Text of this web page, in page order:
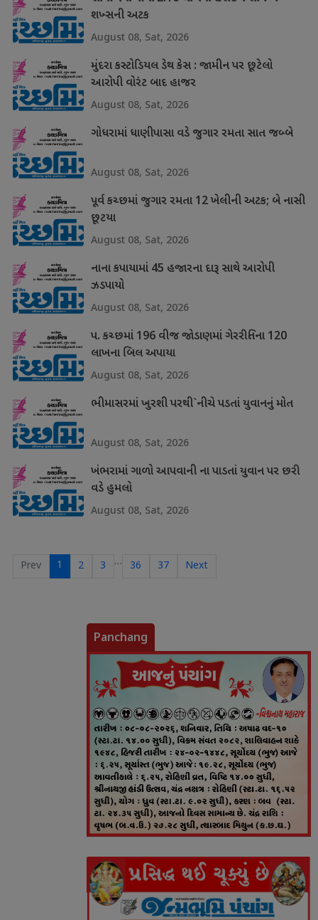
શખ્સની અટક
August 08, Sat, 2026
મુંદરા કસ્ટોડિયલ ડેથ કેસ : જામીન પર છૂટેલો
આરોપી વોરંટ બાદ હાજર
August 08, Sat, 2026
ગોધરામાં ધાણીપાસા વડે જુગાર રમતા સાત જબ્બે
August 08, Sat, 2026
પૂર્વ કચ્છમાં જુગાર રમતા 12 ખેલીની અટક; બે નાસી
છૂટયા
August 08, Sat, 2026
નાના કપાયામાં 45 હજારના દારૂ સાથે આરોપી
ઝડપાયો
August 08, Sat, 2026
પ. કચ્છમાં 196 વીજ જોડાણમાં ગેરરીતિના 120
લાખના બિલ અપાયા
August 08, Sat, 2026
ભીમાસરમાં ખુરશી પરથી`નીચે પડતાં યુવાનનું મોત
August 08, Sat, 2026
ખંભરામાં ગાળો આપવાની ના પાડતાં યુવાન પર છરી
વડે હુમલો
August 08, Sat, 2026
Prev 1 2 3 … 36 37 Next
Panchang